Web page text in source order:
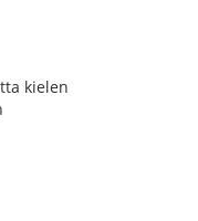
kielen